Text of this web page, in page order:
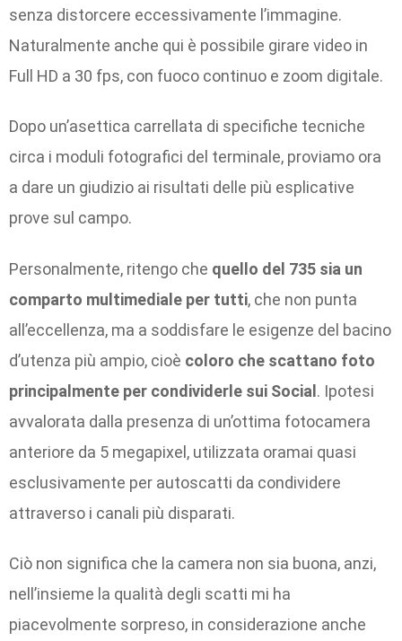
senza distorcere eccessivamente l’immagine.
Naturalmente anche qui è possibile girare video in
Full HD a 30 fps, con fuoco continuo e zoom digitale.
Dopo un’asettica carrellata di specifiche tecniche
circa i moduli fotografici del terminale, proviamo ora
a dare un giudizio ai risultati delle più esplicative
prove sul campo.
Personalmente, ritengo che quello del 735 sia un
comparto multimediale per tutti, che non punta
all’eccellenza, ma a soddisfare le esigenze del bacino
d’utenza più ampio, cioè coloro che scattano foto
principalmente per condividerle sui Social. Ipotesi
avvalorata dalla presenza di un’ottima fotocamera
anteriore da 5 megapixel, utilizzata oramai quasi
esclusivamente per autoscatti da condividere
attraverso i canali più disparati.
Ciò non significa che la camera non sia buona, anzi,
nell’insieme la qualità degli scatti mi ha
piacevolmente sorpreso, in considerazione anche